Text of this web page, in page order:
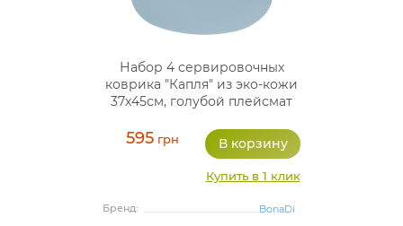
Набор 4 сервировочных
коврика "Капля" из эко-кожи
37х45см, голубой плейсмат
595грн
Купить в 1 клик
Бренд:
BonaDi